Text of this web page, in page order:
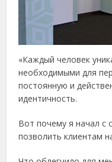
«Каждый человек
необходимыми для
постоянную и
идентичность.
Вот почему я начал с
позволить клиентам